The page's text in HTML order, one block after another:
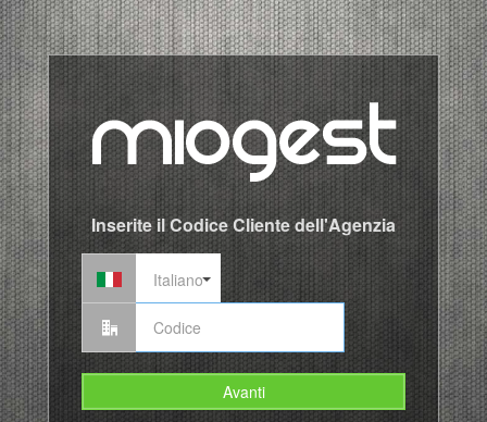
Inserite il Codice Cliente dell'Agenzia
Italiano
Avanti